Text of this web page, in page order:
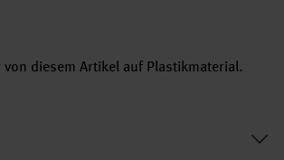
diesem Artikel auf Plastikmaterial.